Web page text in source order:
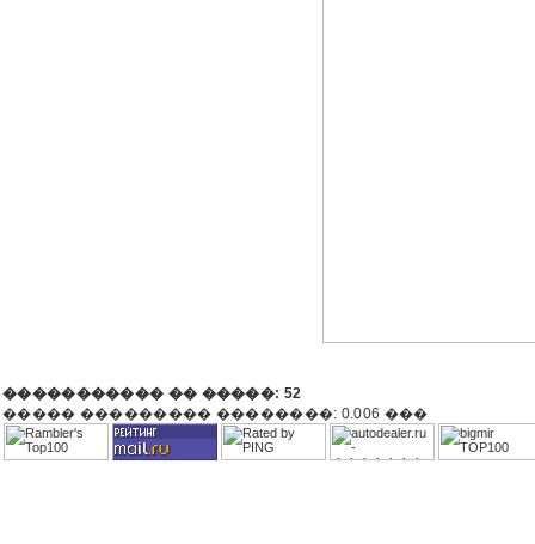
����������� �� �����: 52
����� ��������� ��������: 0.006 ���